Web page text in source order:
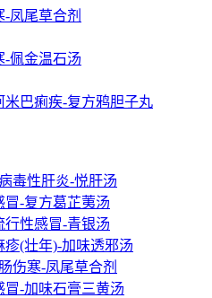
凤尾草合剂
-佩金温石汤
米巴痢疾-复方鸦胆子丸
毒性肝炎-悦肝汤
冒-复方葛芷荑汤
行性感冒-青银汤
疹(壮年)-加味透邪汤
伤寒-凤尾草合剂
冒-加味石膏三黄汤